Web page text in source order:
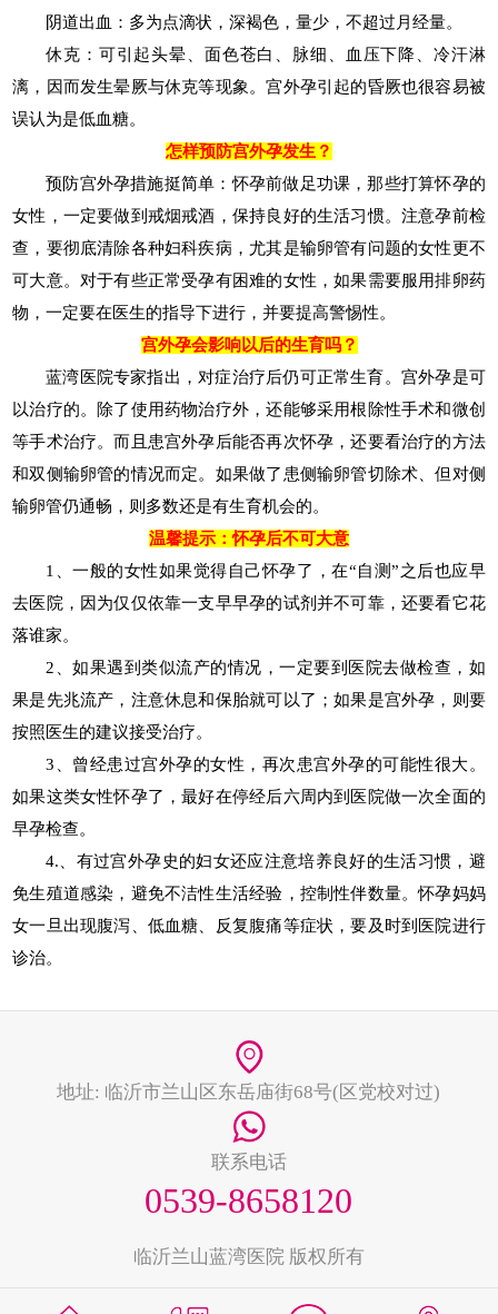
阴道出血：多为点滴状，深褐色，量少，不超过月经量。
休克：可引起头晕、面色苍白、脉细、血压下降、冷汗淋
漓，因而发生晕厥与休克等现象。宫外孕引起的昏厥也很容易被
误认为是低血糖。
怎样预防宫外孕发生？
预防宫外孕措施挺简单：怀孕前做足功课，那些打算怀孕的
女性，一定要做到戒烟戒酒，保持良好的生活习惯。注意孕前检
查，要彻底清除各种妇科疾病，尤其是输卵管有问题的女性更不
可大意。对于有些正常受孕有困难的女性，如果需要服用排卵药
物，一定要在医生的指导下进行，并要提高警惕性。
宫外孕会影响以后的生育吗？
蓝湾医院专家指出，对症治疗后仍可正常生育。宫外孕是可
以治疗的。除了使用药物治疗外，还能够采用根除性手术和微创
等手术治疗。而且患宫外孕后能否再次怀孕，还要看治疗的方法
和双侧输卵管的情况而定。如果做了患侧输卵管切除术、但对侧
输卵管仍通畅，则多数还是有生育机会的。
温馨提示：怀孕后不可大意
1、一般的女性如果觉得自己怀孕了，在“自测”之后也应早
去医院，因为仅仅依靠一支早早孕的试剂并不可靠，还要看它花
落谁家。
2、如果遇到类似流产的情况，一定要到医院去做检查，如
果是先兆流产，注意休息和保胎就可以了；如果是宫外孕，则要
按照医生的建议接受治疗。
3、曾经患过宫外孕的女性，再次患宫外孕的可能性很大。
如果这类女性怀孕了，最好在停经后六周内到医院做一次全面的
早孕检查。
4.、有过宫外孕史的妇女还应注意培养良好的生活习惯，避
免生殖道感染，避免不洁性生活经验，控制性伴数量。怀孕妈妈
女一旦出现腹泻、低血糖、反复腹痛等症状，要及时到医院进行
诊治。
地址: 临沂市兰山区东岳庙街68号(区党校对过)
联系电话
0539-8658120
临沂兰山蓝湾医院 版权所有